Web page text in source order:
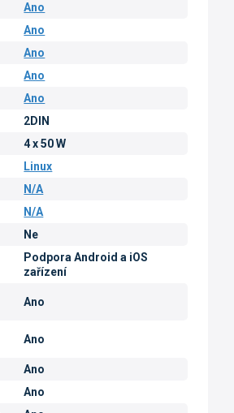
Ano
Ano
Ano
Ano
Ano
2DIN
4 x 50 W
Linux
N/A
N/A
Ne
Podpora Android a iOS
zařízení
Ano
Ano
Ano
Ano